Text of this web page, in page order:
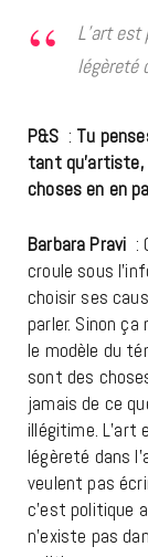
L’art
légèreté
P&S : Tu
tant
choses en en
Barbara Pravi :
croule sous
choisir ses
parler. Sinon ça
le modèle du
sont des
jamais de ce
illégitime.
légèreté dans
veulent pas
c’est politique
n’existe pas